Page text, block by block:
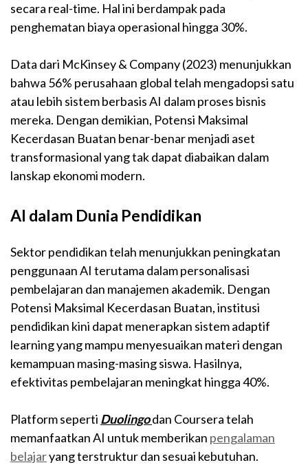
secara real-time. Hal ini berdampak pada
penghematan biaya operasional hingga 30%.
Data dari McKinsey & Company (2023) menunjukkan
bahwa 56% perusahaan global telah mengadopsi satu
atau lebih sistem berbasis AI dalam proses bisnis
mereka. Dengan demikian, Potensi Maksimal
Kecerdasan Buatan benar-benar menjadi aset
transformasional yang tak dapat diabaikan dalam
lanskap ekonomi modern.
AI dalam Dunia Pendidikan
Sektor pendidikan telah menunjukkan peningkatan
penggunaan AI terutama dalam personalisasi
pembelajaran dan manajemen akademik. Dengan
Potensi Maksimal Kecerdasan Buatan, institusi
pendidikan kini dapat menerapkan sistem adaptif
learning yang mampu menyesuaikan materi dengan
kemampuan masing-masing siswa. Hasilnya,
efektivitas pembelajaran meningkat hingga 40%.
Platform seperti Duolingodan Coursera telah
memanfaatkan AI untuk memberikan pengalaman
belajaryang terstruktur dan sesuai kebutuhan.